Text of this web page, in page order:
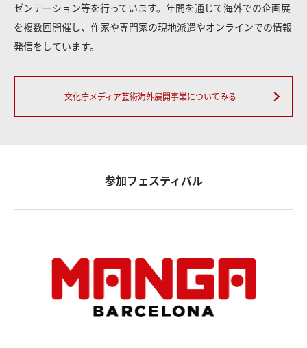
ゼンテーション等を行っています。年間を通じて海外での企画展
を複数回開催し、作家や専門家の現地派遣やオンラインでの情報
発信をしています。
文化庁メディア芸術海外展開事業についてみる
参加フェスティバル